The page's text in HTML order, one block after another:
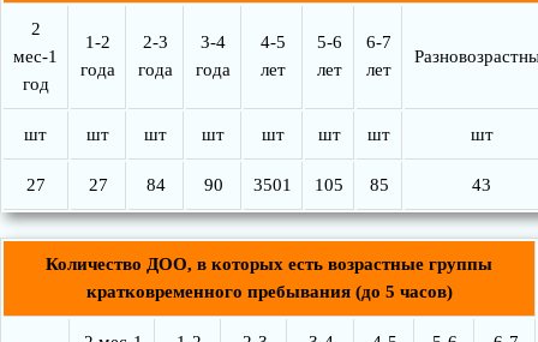
2
мес-1
год
1-2
года
2-3
года
3-4
года
4-5
лет
5-6
лет
6-7
лет
шт шт шт шт шт шт шт шт
27 27 84 90 3501 105 85 43
Количество ДОО, в которых есть возрастные группы
кратковременного пребывания (до 5 часов)